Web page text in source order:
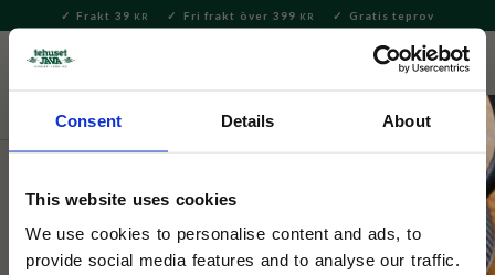
Consent Details About
This website uses cookies
We use cookies to personalise content and ads, to
provide social media features and to analyse our traffic.
Meny
Frakt 39 KR Fri frakt över 399 KR Gratis teprov
Te Löste Exklusivt te
Tehuset Java
Ekologisk Honey Black Tea 40g